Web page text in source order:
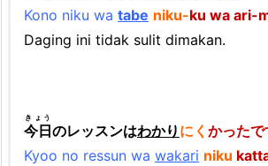
Kono niku wa tabe niku-ku wa ari-
Daging ini tidak sulit dimakan.
今日
きょう
のレッスンはわかり にく かったで
Kyoo no ressun wa wakari niku